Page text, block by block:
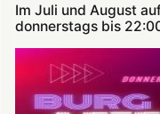
Im Juli und August
donnerstags bis